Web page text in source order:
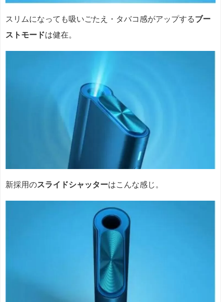
スリムになっても吸いごたえ・タバコ感がアップするブー
ストモードは健在。
新採用のスライドシャッターはこんな感じ。